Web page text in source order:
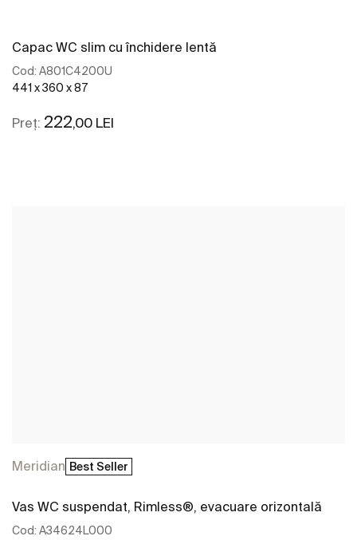
Capac WC slim cu închidere lentă
Cod: A801C4200U
441 x 360 x 87
Preț: 222,00 LEI
Meridian Best Seller
Vas WC suspendat, Rimless®, evacuare orizontală
Cod: A34624L000